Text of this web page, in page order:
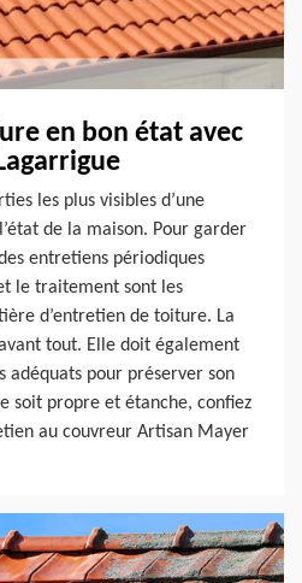
en bon état avec
les plus visibles d’une
de la maison. Pour garder
entretiens périodiques
le traitement sont les
d’entretien de toiture. La
tout. Elle doit également
adéquats pour préserver son
soit propre et étanche, confiez
au couvreur Artisan Mayer